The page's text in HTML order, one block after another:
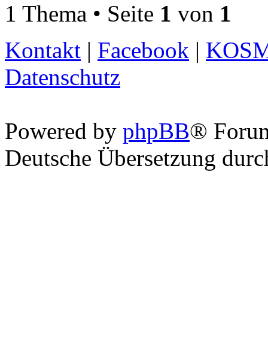
1 Thema • Seite 1 von 1
Kontakt | Facebook |
Datenschutz
Powered by phpBB®
Deutsche Übersetzung